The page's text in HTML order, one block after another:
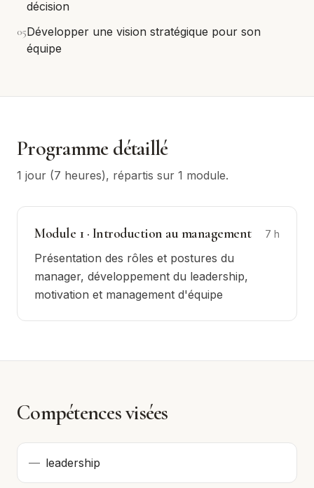
décision
05Développer une vision stratégique pour son
équipe
Programme détaillé
1 jour (7 heures), répartis sur 1 module.
Module 1· Introduction au management 7 h
Présentation des rôles et postures du
manager, développement du leadership,
motivation et management d'équipe
Compétences visées
— leadership